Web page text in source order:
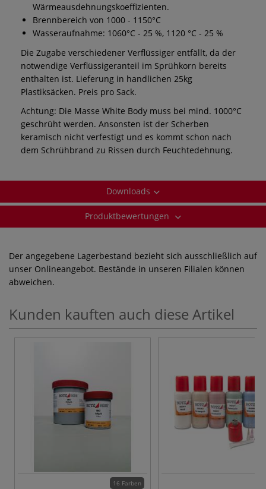
Wärmeausdehnungskoeffizienten.
Brennbereich von 1000 - 1150°C
Wasseraufnahme: 1060°C - 25 %, 1120 °C - 25 %
Die Zugabe verschiedener Verflüssiger entfällt, da der
notwendige Verflüssigeranteil im Sprühkorn bereits
enthalten ist. Lieferung in handlichen 25kg
Plastiksäcken. Preis pro Sack.
Achtung: Die Masse White Body muss bei mind. 1000°C
geschrüht werden. Ansonsten ist der Scherben
keramisch nicht verfestigt und es kommt schon nach
dem Schrühbrand zu Rissen durch Feuchtedehnung.
Downloads
Produktbewertungen
Der angegebene Lagerbestand bezieht sich ausschließlich auf
unser Onlineangebot. Bestände in unseren Filialen können
abweichen.
Kunden kauften auch diese Artikel
16 Farben